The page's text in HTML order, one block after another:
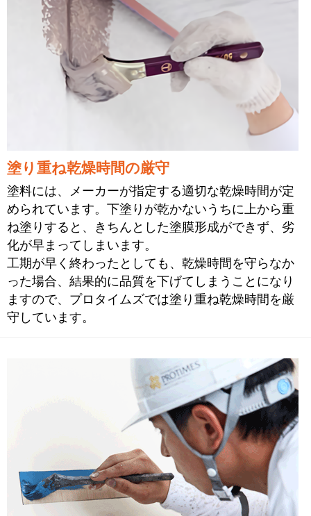
塗り重ね乾燥時間の厳守
塗料には、メーカーが指定する適切な乾燥時間が定
められています。下塗りが乾かないうちに上から重
ね塗りすると、きちんとした塗膜形成ができず、劣
化が早まってしまいます。
工期が早く終わったとしても、乾燥時間を守らなか
った場合、結果的に品質を下げてしまうことになり
ますので、プロタイムズでは塗り重ね乾燥時間を厳
守しています。